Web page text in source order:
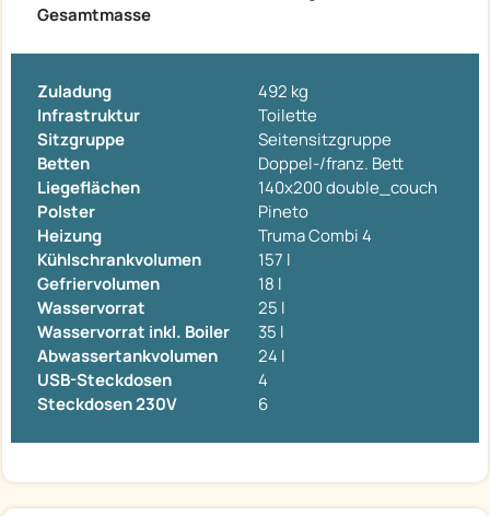
Gesamtmasse
Zuladung
492 kg
Infrastruktur
Toilette
Sitzgruppe
Seitensitzgruppe
Betten
Doppel-/franz. Bett
Liegeflächen
140x200 double_couch
Polster
Pineto
Heizung
Truma Combi 4
Kühlschrankvolumen
157 l
Gefriervolumen
18 l
Wasservorrat
25 l
Wasservorrat inkl. Boiler
35 l
Abwassertankvolumen
24 l
USB-Steckdosen
4
Steckdosen 230V
6